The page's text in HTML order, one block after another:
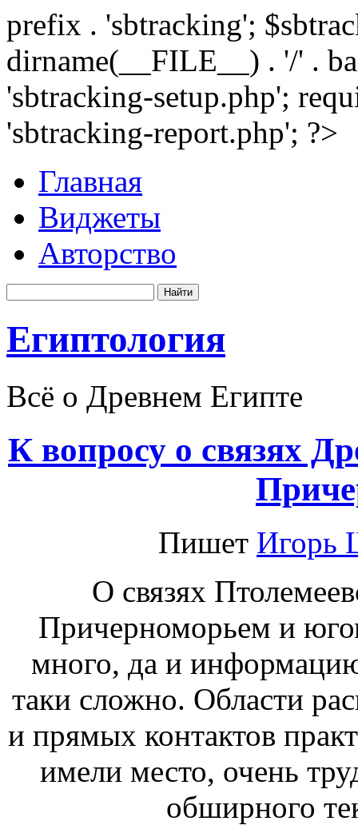
prefix . 'sbtracking';
dirname(__FILE__) . '/' .
'sbtracking-setup.php';
'sbtracking-report.php'; ?>
Главная
Виджеты
Авторство
Египтология
Всё о Древнем Египте
К вопросу о связях
Пишет Игорь
О связях
Причерноморьем и
много, да и
таки сложно. Области
и прямых контактов
имели место, очень
обширного